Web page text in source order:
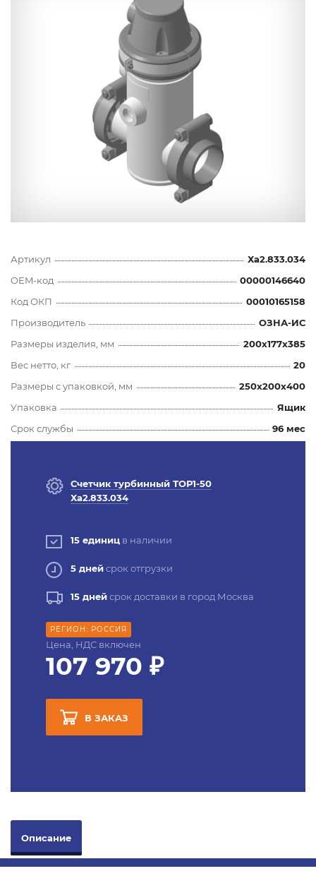
Артикул
Ха2.833.034
OEM-код
00000146640
Код ОКП
00010165158
Производитель
ОЗНА-ИС
Размеры изделия, мм
200x177x385
Вес нетто, кг
20
Размеры с упаковкой, мм
250x200x400
Упаковка
Ящик
Срок службы
96 мес
Счетчик турбинный ТОР1-50
Ха2.833.034
15 единиц в наличии
5 днейсрок отгрузки
15 днейсрок доставки в город Москва
РЕГИОН: РОССИЯ
Цена, НДС включен
107 970 ₽
В ЗАКАЗ
Описание